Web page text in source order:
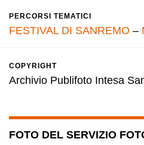
PERCORSI TEMATICI
FESTIVAL DI SANREMO –
COPYRIGHT
Archivio Publifoto Intesa
FOTO DEL SERVIZIO